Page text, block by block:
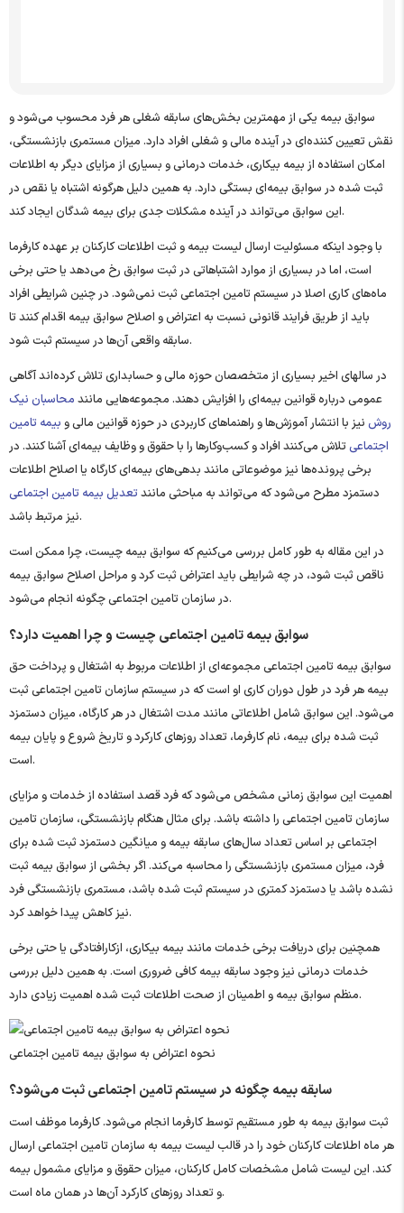
سوابق بیمه یکی از مهمترین بخش‌های سابقه شغلی هر فرد محسوب می‌شود و
نقش تعیین‌ کننده‌ای در آینده مالی و شغلی افراد دارد. میزان مستمری بازنشستگی،
امکان استفاده از بیمه بیکاری، خدمات درمانی و بسیاری از مزایای دیگر به اطلاعات
ثبت ‌شده در سوابق بیمه‌ای بستگی دارد. به همین دلیل هرگونه اشتباه یا نقص در
این سوابق می‌تواند در آینده مشکلات جدی برای بیمه ‌شدگان ایجاد کند.
با وجود اینکه مسئولیت ارسال لیست بیمه و ثبت اطلاعات کارکنان بر عهده کارفرما
است، اما در بسیاری از موارد اشتباهاتی در ثبت سوابق رخ می‌دهد یا حتی برخی
ماه‌های کاری اصلا در سیستم تامین اجتماعی ثبت نمی‌شود. در چنین شرایطی افراد
باید از طریق فرایند قانونی نسبت به اعتراض و اصلاح سوابق بیمه اقدام کنند تا
سابقه واقعی آن‌ها در سیستم ثبت شود.
در سالهای اخیر بسیاری از متخصصان حوزه مالی و حسابداری تلاش کرده‌اند آگاهی
عمومی درباره قوانین بیمه‌ای را افزایش دهند. مجموعه‌هایی مانند محاسبان نیک
روش نیز با انتشار آموزش‌ها و راهنماهای کاربردی در حوزه قوانین مالی و بیمه تامین
اجتماعی تلاش می‌کنند افراد و کسب‌وکارها را با حقوق و وظایف بیمه‌ای آشنا کنند. در
برخی پرونده‌ها نیز موضوعاتی مانند بدهی‌های بیمه‌ای کارگاه یا اصلاح اطلاعات
دستمزد مطرح می‌شود که می‌تواند به مباحثی مانند تعدیل بیمه تامین اجتماعی
نیز مرتبط باشد.
در این مقاله به طور کامل بررسی می‌کنیم که سوابق بیمه چیست، چرا ممکن است
ناقص ثبت شود، در چه شرایطی باید اعتراض ثبت کرد و مراحل اصلاح سوابق بیمه
در سازمان تامین اجتماعی چگونه انجام می‌شود.
سوابق بیمه تامین اجتماعی چیست و چرا اهمیت دارد؟
سوابق بیمه تامین اجتماعی مجموعه‌ای از اطلاعات مربوط به اشتغال و پرداخت حق
بیمه هر فرد در طول دوران کاری او است که در سیستم سازمان تامین اجتماعی ثبت
می‌شود. این سوابق شامل اطلاعاتی مانند مدت اشتغال در هر کارگاه، میزان دستمزد
ثبت ‌شده برای بیمه، نام کارفرما، تعداد روزهای کارکرد و تاریخ شروع و پایان بیمه
است.
اهمیت این سوابق زمانی مشخص می‌شود که فرد قصد استفاده از خدمات و مزایای
سازمان تامین اجتماعی را داشته باشد. برای مثال هنگام بازنشستگی، سازمان تامین
اجتماعی بر اساس تعداد سال‌های سابقه بیمه و میانگین دستمزد ثبت‌ شده برای
فرد، میزان مستمری بازنشستگی را محاسبه می‌کند. اگر بخشی از سوابق بیمه ثبت
نشده باشد یا دستمزد کمتری در سیستم ثبت شده باشد، مستمری بازنشستگی فرد
نیز کاهش پیدا خواهد کرد.
همچنین برای دریافت برخی خدمات مانند بیمه بیکاری، ازکارافتادگی یا حتی برخی
خدمات درمانی نیز وجود سابقه بیمه کافی ضروری است. به همین دلیل بررسی
منظم سوابق بیمه و اطمینان از صحت اطلاعات ثبت‌ شده اهمیت زیادی دارد.
نحوه اعتراض به سوابق بیمه تامین اجتماعی
سابقه بیمه چگونه در سیستم تامین اجتماعی ثبت می‌شود؟
ثبت سوابق بیمه به طور مستقیم توسط کارفرما انجام می‌شود. کارفرما موظف است
هر ماه اطلاعات کارکنان خود را در قالب لیست بیمه به سازمان تامین اجتماعی ارسال
کند. این لیست شامل مشخصات کامل کارکنان، میزان حقوق و مزایای مشمول بیمه
و تعداد روزهای کارکرد آن‌ها در همان ماه است.